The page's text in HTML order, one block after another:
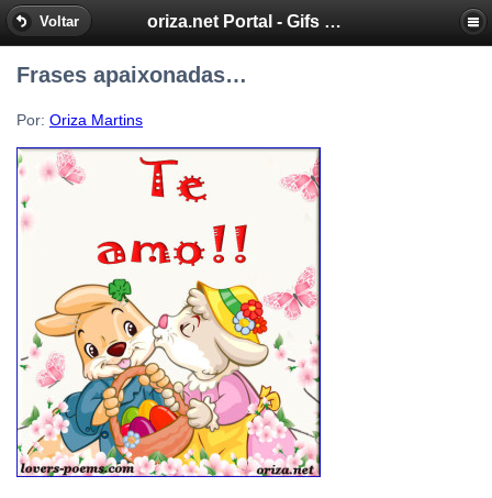
Voltar oriza.net Portal - Gifs by Oriza - Frases, Poemas
Frases apaixonadas…
Por: Oriza Martins